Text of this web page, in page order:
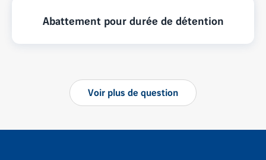
Abattement pour durée de détention
Voir plus de question